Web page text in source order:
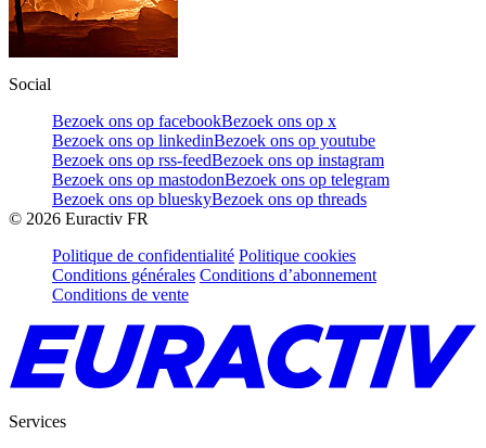
Social
Bezoek ons op facebookBezoek ons op x
Bezoek ons op linkedinBezoek ons op youtube
Bezoek ons op rss-feedBezoek ons op instagram
Bezoek ons op mastodonBezoek ons op telegram
Bezoek ons op blueskyBezoek ons op threads
© 2026 Euractiv FR
Politique de confidentialité Politique cookies
Conditions générales Conditions d’abonnement
Conditions de vente
Services